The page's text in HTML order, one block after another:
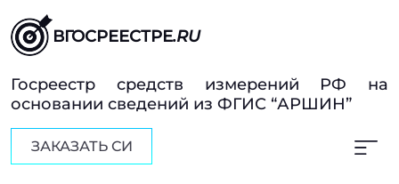
ВГОСРЕЕСТРЕ.RU
Госреестр средств измерений РФ на
основании сведений из ФГИС “АРШИН”
ЗАКАЗАТЬ СИ